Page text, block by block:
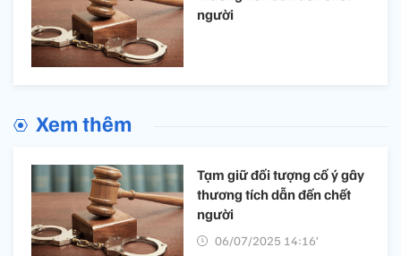
người
Xem thêm
Tạm giữ đối tượng cố ý gây
thương tích dẫn đến chết
người
06/07/2025 14:16’